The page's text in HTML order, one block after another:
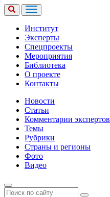
Институт
Эксперты
Спецпроекты
Мероприятия
Библиотека
О проекте
Контакты
Новости
Статьи
Комментарии экспертов
Темы
Рубрики
Страны и регионы
Фото
Видео